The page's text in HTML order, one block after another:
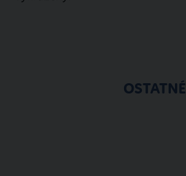
OSTATNÉ